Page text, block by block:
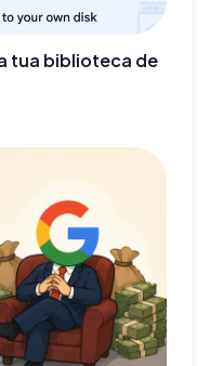
tua biblioteca de